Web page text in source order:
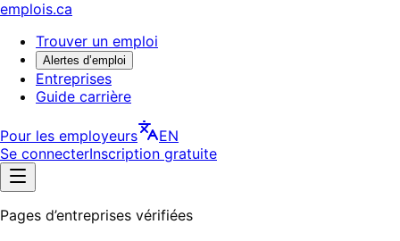
emplois.ca
Trouver un emploi
Alertes d’emploi
Entreprises
Guide carrière
Pour les employeurs
EN
Se connecterInscription gratuite
Pages d’entreprises vérifiées